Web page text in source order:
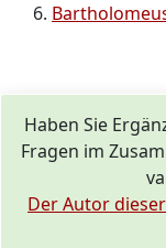
Haben Sie
Fragen im
Der Autor